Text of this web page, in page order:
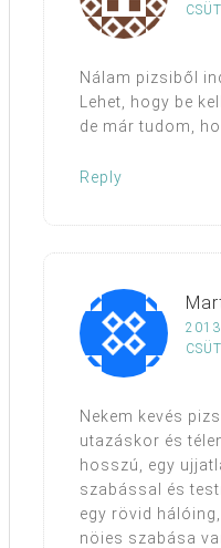
Nálam pizsiből
Lehet, hogy be
de már tudom,
Reply
Nekem kevés
utazáskor és
hosszú, egy
szabással és
egy rövid
nöies szabása